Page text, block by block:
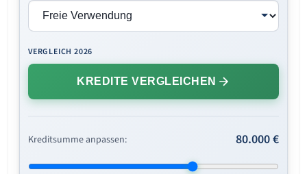
VERGLEICH 2026
KREDITE VERGLEICHEN
Kreditsumme anpassen: 80.000 €